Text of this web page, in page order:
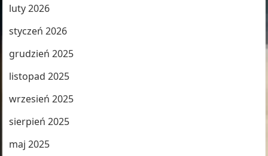
luty 2026
styczeń 2026
grudzień 2025
listopad 2025
wrzesień 2025
sierpień 2025
maj 2025